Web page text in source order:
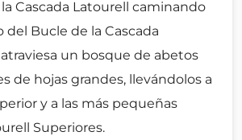
Cascada Latourell caminando
del Bucle de la Cascada
un bosque de abetos
de hojas grandes, llevándolos a
y a las más pequeñas
Superiores.